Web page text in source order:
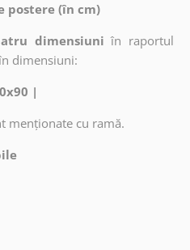
postere (în cm)
dimensiuni în raportul
dimensiuni:
|
menționate cu ramă.